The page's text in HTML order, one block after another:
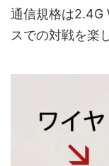
通信規格は2.4G
スでの対戦を楽